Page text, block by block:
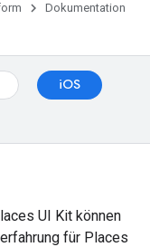
Dokumentation
iOS
UI Kit können
für Places